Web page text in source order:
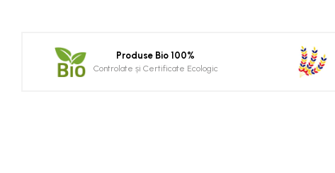
Produse Bio 100%
Controlate și Certificate Ecologic